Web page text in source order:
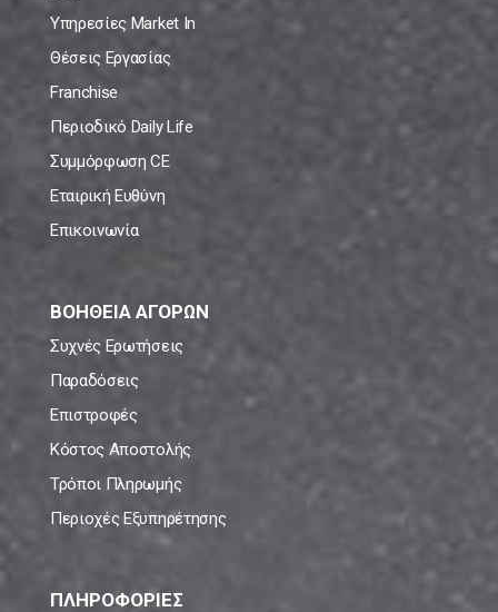
Υπηρεσίες Market In
Θέσεις Εργασίας
Franchise
Περιοδικό Daily Life
Συμμόρφωση CE
Εταιρική Ευθύνη
Επικοινωνία
ΒΟΗΘΕΙΑ ΑΓΟΡΩΝ
Συχνές Ερωτήσεις
Παραδόσεις
Επιστροφές
Κόστος Αποστολής
Τρόποι Πληρωμής
Περιοχές Εξυπηρέτησης
ΠΛΗΡΟΦΟΡΙΕΣ